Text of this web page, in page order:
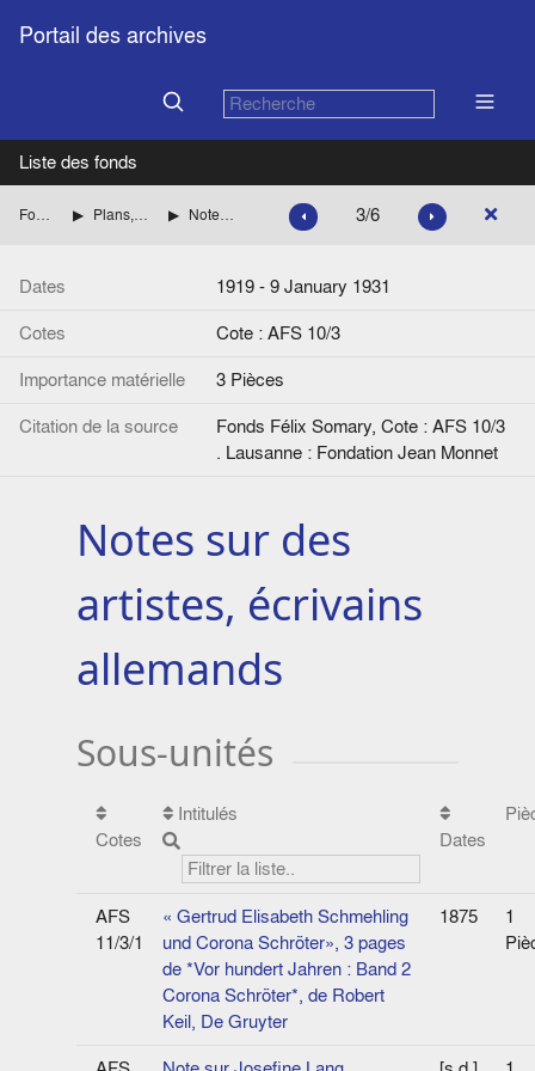
Portail des archives
Liste des fonds
Fonds Félix Somary Plans, billets de banque, coupures de presse Notes sur des artistes, écrivains allemands 3/6
Dates
1919 - 9 January 1931
Cotes
Cote : AFS 10/3
Importance matérielle
3 Pièces
Citation de la source
Fonds Félix Somary, Cote : AFS 10/3
. Lausanne : Fondation Jean Monnet
Notes sur des
artistes, écrivains
allemands
Sous-unités
Cotes
Intitulés
Dates
AFS
11/3/1
« Gertrud Elisabeth Schmehling
und Corona Schröter», 3 pages
de *Vor hundert Jahren : Band 2
Corona Schröter*, de Robert
Keil, De Gruyter
1875
1